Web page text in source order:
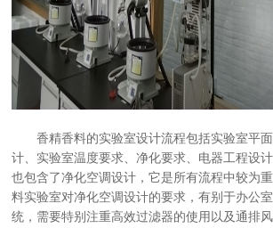
香精香料的实验室设计流程包括实验室平面
计、实验室温度要求、净化要求、电器工程设
也包含了净化空调设计，它是所有流程中较为
料实验室对净化空调设计的要求，有别于办公
统，需要特别注重高效过滤器的使用以及通排